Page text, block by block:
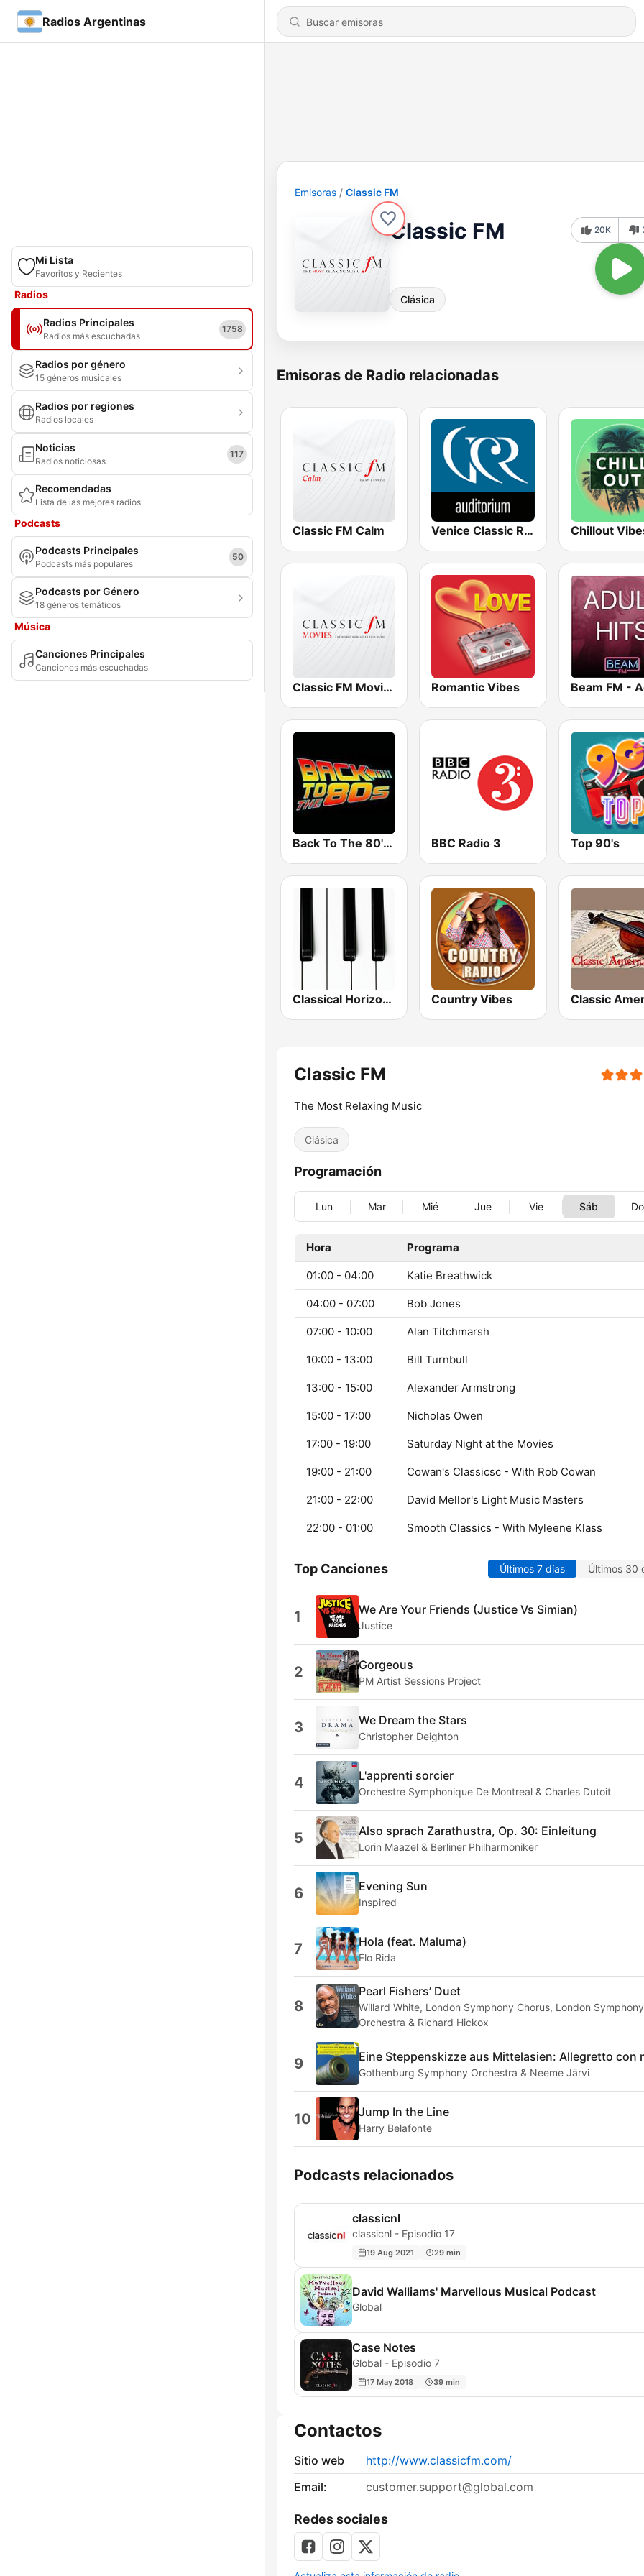
Radios Argentinas
Mi Lista
Favoritos y Recientes
Radios
Radios Principales
Radios más escuchadas
1758
Radios por género
15 géneros musicales
Radios por regiones
Radios locales
Noticias
Radios noticiosas
117
Recomendadas
Lista de las mejores radios
Podcasts
Podcasts Principales
Podcasts más populares
50
Podcasts por Género
18 géneros temáticos
Música
Canciones Principales
Canciones más escuchadas
Emisoras Classic FM
Classic FM
Clásica
20K
Emisoras de Radio relacionadas
Classic FM Calm Venice Classic Radio | VCR Auditorium Chillout
Classic FM Movies Romantic Vibes
Back To The 80's Radio BBC Radio 3 Top 90's
Classical Horizon Radio (International) Country Vibes Classic
Classic FM
The Most Relaxing Music
Clásica
Programación
Lun Mar Mié Jue Vie Sáb
Hora Programa
01:00 - 04:00 Katie Breathwick
04:00 - 07:00 Bob Jones
07:00 - 10:00 Alan Titchmarsh
10:00 - 13:00 Bill Turnbull
13:00 - 15:00 Alexander Armstrong
15:00 - 17:00 Nicholas Owen
17:00 - 19:00 Saturday Night at the Movies
19:00 - 21:00 Cowan's Classicsc - With Rob Cowan
21:00 - 22:00 David Mellor's Light Music Masters
22:00 - 01:00 Smooth Classics - With Myleene Klass
Top Canciones Últimos 7 días Últimos 30
1 We Are Your Friends (Justice Vs Simian)
Justice
2 Gorgeous
PM Artist Sessions Project
3 We Dream the Stars
Christopher Deighton
4 L'apprenti sorcier
Orchestre Symphonique De Montreal & Charles Dutoit
5 Also sprach Zarathustra, Op. 30: Einleitung
Lorin Maazel & Berliner Philharmoniker
6 Evening Sun
Inspired
7 Hola (feat. Maluma)
Flo Rida
8
Pearl Fishers’ Duet
Willard White, London Symphony Chorus, London Symphony
Orchestra & Richard Hickox
9 Eine Steppenskizze aus Mittelasien: Allegretto con
Gothenburg Symphony Orchestra & Neeme Järvi
10 Jump In the Line
Harry Belafonte
Podcasts relacionados
classicnl
classicnl - Episodio 17
19 Aug 2021 29 min
David Walliams' Marvellous Musical Podcast
Global
Case Notes
Global - Episodio 7
17 May 2018 39 min
Contactos
Sitio web
http://www.classicfm.com/
Email:
customer.support@global.com
Redes sociales